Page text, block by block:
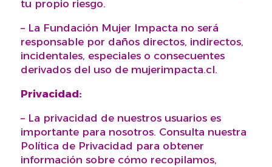
tu propio riesgo.
– La Fundación Mujer Impacta no será
responsable por daños directos, indirectos,
incidentales, especiales o consecuentes
derivados del uso de mujerimpacta.cl.
Privacidad:
– La privacidad de nuestros usuarios es
importante para nosotros. Consulta nuestra
Política de Privacidad para obtener
información sobre cómo recopilamos,